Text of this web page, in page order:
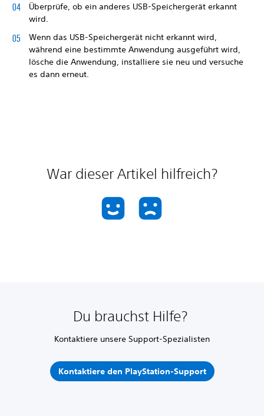
Überprüfe, ob ein anderes USB-Speichergerät erkannt
wird.
Wenn das USB-Speichergerät nicht erkannt wird,
während eine bestimmte Anwendung ausgeführt wird,
lösche die Anwendung, installiere sie neu und versuche
es dann erneut.
War dieser Artikel hilfreich?
Du brauchst Hilfe?
Kontaktiere unsere Support-Spezialisten
Kontaktiere den PlayStation-Support